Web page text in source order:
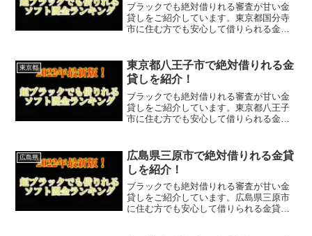
ブラックでも絶対借りれる審査が甘い金
貸しをご紹介しています。東京都国分寺
市に住む方でも安心して借りられる金貸
はなく、国または東京都国分寺市で貸金
業登録をしている正規の金...
東京都
東京都八王子市で絶対借りれる金
貸しを紹介！
ブラックでも絶対借りれる審査が甘い金
貸しをご紹介しています。東京都八王子
市に住む方でも安心して借りられる金貸
はなく、国または東京都八王子市で貸金
業登録をしている正規の金...
広島県
広島県三原市で絶対借りれる金貸
しを紹介！
ブラックでも絶対借りれる審査が甘い金
貸しをご紹介しています。広島県三原市
に住む方でも安心して借りられる金貸し